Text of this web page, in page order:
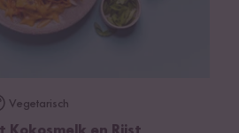
Vegetarisch